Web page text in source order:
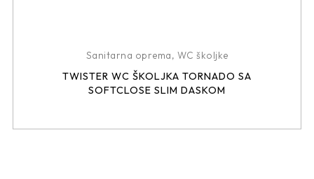
Sanitarna oprema, WC školjke
TWISTER WC ŠKOLJKA TORNADO SA
SOFTCLOSE SLIM DASKOM